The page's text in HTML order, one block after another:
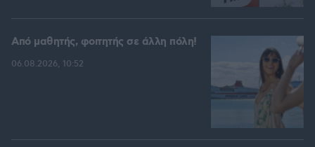
Από μαθητής, φοιτητής σε άλλη πόλη!
06.08.2026, 10:52